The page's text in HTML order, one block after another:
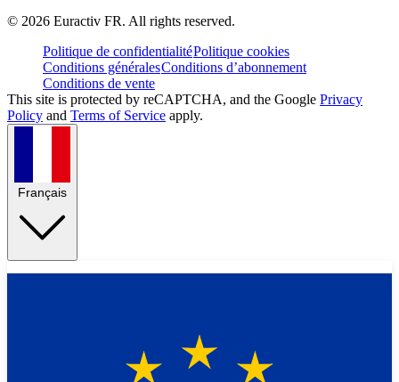
© 2026 Euractiv FR. All rights reserved.
Politique de confidentialitéPolitique cookies
Conditions généralesConditions d’abonnement
Conditions de vente
This site is protected by reCAPTCHA, and the Google Privacy
Policy and Terms of Service apply.
Français